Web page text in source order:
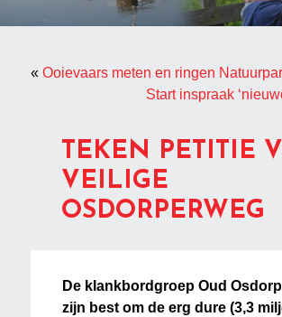
«Ooievaars meten en ringen
Start inspraak
TEKEN PETITIE
VEILIGE
OSDORPERWEG
De klankbordgroep Oud
zijn best om de erg dure (3,3